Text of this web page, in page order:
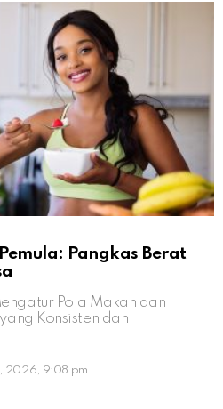
Pangkas Berat
Pola Makan dan
Konsisten dan
2026, 9:08 pm